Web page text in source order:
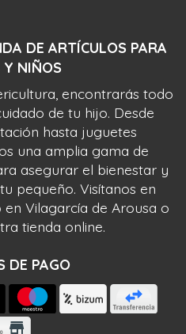
DE ARTÍCULOS PARA
Y NIÑOS
encontrarás todo
de tu hijo. Desde
hasta juguetes
una amplia gama de
asegurar el bienestar y
pequeño. Visítanos en
Vilagarcía de Arousa o
tienda online.
DE PAGO